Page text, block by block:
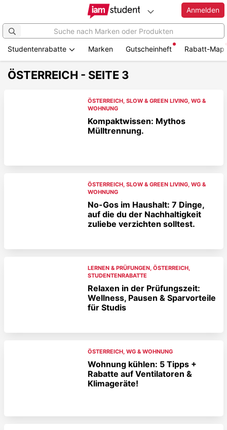
Anmelden
Studentenrabatte Marken Gutscheinheft Rabatt-Map
ÖSTERREICH - SEITE 3
ÖSTERREICH, SLOW & GREEN LIVING, WG &
WOHNUNG
Kompaktwissen: Mythos
Mülltrennung.
ÖSTERREICH, SLOW & GREEN LIVING, WG &
WOHNUNG
No-Gos im Haushalt: 7 Dinge,
auf die du der Nachhaltigkeit
zuliebe verzichten solltest.
LERNEN & PRÜFUNGEN, ÖSTERREICH,
STUDENTENRABATTE
Relaxen in der Prüfungszeit:
Wellness, Pausen & Sparvorteile
für Studis
ÖSTERREICH, WG & WOHNUNG
Wohnung kühlen: 5 Tipps +
Rabatte auf Ventilatoren &
Klimageräte!